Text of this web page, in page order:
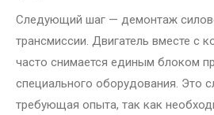
Следующий шаг — демонтаж
трансмиссии. Двигатель вместе с
часто снимается единым блоком
специального оборудования. Это
требующая опыта, так как